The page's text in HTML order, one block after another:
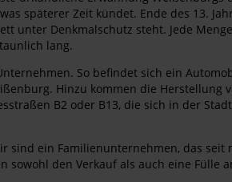
späterer Zeit kündet. Ende des 13.
unter Denkmalschutz steht. Jede
lang.
So befindet sich ein
Hinzu kommen die Herstellung
B2 oder B13, die sich in der
ein Familienunternehmen, das seit
den Verkauf als auch eine Fülle